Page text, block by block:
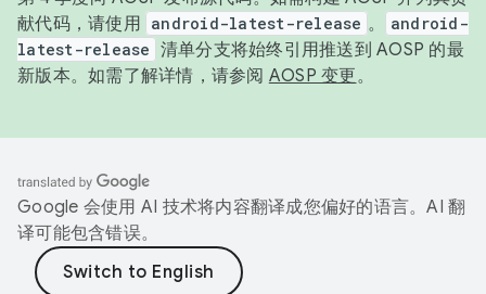
献代码，请使用 android-latest-release 。
android-
latest-release 清单分支将始终引用推送到 AOSP 的最
新版本。如需了解详情，请参阅 AOSP 变更。
Google 会使用 AI 技术将内容翻译成您偏好的语言。AI 翻
译可能包含错误。